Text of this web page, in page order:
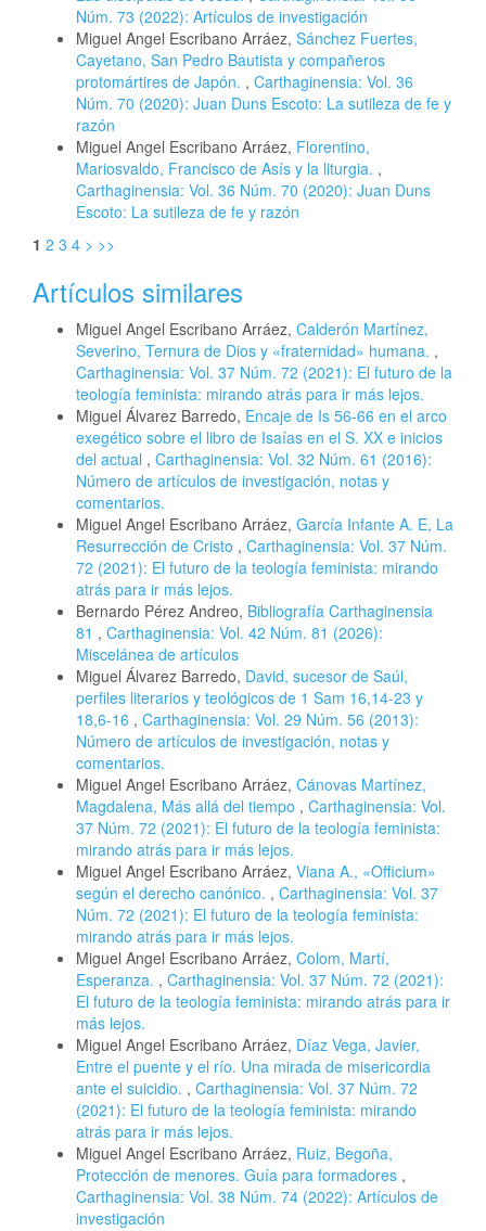
Núm. 73 (2022): Artículos de investigación
Miguel Angel Escribano Arráez, Sánchez Fuertes,
Cayetano, San Pedro Bautista y compañeros
protomártires de Japón. , Carthaginensia: Vol. 36
Núm. 70 (2020): Juan Duns Escoto: La sutileza de fe y
razón
Miguel Angel Escribano Arráez, Florentino,
Mariosvaldo, Francisco de Asís y la liturgia. ,
Carthaginensia: Vol. 36 Núm. 70 (2020): Juan Duns
Escoto: La sutileza de fe y razón
1 2 3 4 > >>
Artículos similares
Miguel Angel Escribano Arráez, Calderón Martínez,
Severino, Ternura de Dios y «fraternidad» humana. ,
Carthaginensia: Vol. 37 Núm. 72 (2021): El futuro de la
teología feminista: mirando atrás para ir más lejos.
Miguel Álvarez Barredo, Encaje de Is 56-66 en el arco
exegético sobre el libro de Isaías en el S. XX e inicios
del actual , Carthaginensia: Vol. 32 Núm. 61 (2016):
Número de artículos de investigación, notas y
comentarios.
Miguel Angel Escribano Arráez, García Infante A. E, La
Resurrección de Cristo , Carthaginensia: Vol. 37 Núm.
72 (2021): El futuro de la teología feminista: mirando
atrás para ir más lejos.
Bernardo Pérez Andreo, Bibliografía Carthaginensia
81 , Carthaginensia: Vol. 42 Núm. 81 (2026):
Miscelánea de artículos
Miguel Álvarez Barredo, David, sucesor de Saúl,
perfiles literarios y teológicos de 1 Sam 16,14-23 y
18,6-16 , Carthaginensia: Vol. 29 Núm. 56 (2013):
Número de artículos de investigación, notas y
comentarios.
Miguel Angel Escribano Arráez, Cánovas Martínez,
Magdalena, Más allá del tiempo , Carthaginensia: Vol.
37 Núm. 72 (2021): El futuro de la teología feminista:
mirando atrás para ir más lejos.
Miguel Angel Escribano Arráez, Viana A., «Officium»
según el derecho canónico. , Carthaginensia: Vol. 37
Núm. 72 (2021): El futuro de la teología feminista:
mirando atrás para ir más lejos.
Miguel Angel Escribano Arráez, Colom, Martí,
Esperanza. , Carthaginensia: Vol. 37 Núm. 72 (2021):
El futuro de la teología feminista: mirando atrás para ir
más lejos.
Miguel Angel Escribano Arráez, Díaz Vega, Javier,
Entre el puente y el río. Una mirada de misericordia
ante el suicidio. , Carthaginensia: Vol. 37 Núm. 72
(2021): El futuro de la teología feminista: mirando
atrás para ir más lejos.
Miguel Angel Escribano Arráez, Ruiz, Begoña,
Protección de menores. Guía para formadores ,
Carthaginensia: Vol. 38 Núm. 74 (2022): Artículos de
investigación